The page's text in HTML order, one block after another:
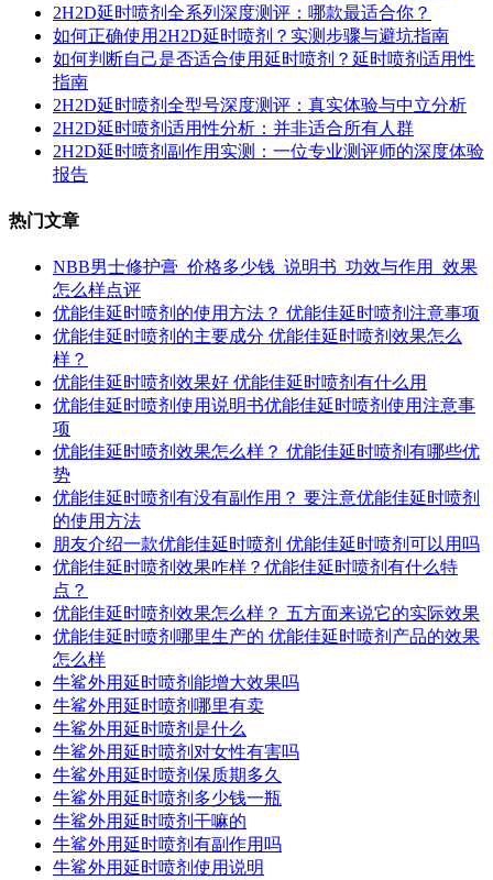
2H2D延时喷剂全系列深度测评：哪款最适合你？
如何正确使用2H2D延时喷剂？实测步骤与避坑指南
如何判断自己是否适合使用延时喷剂？延时喷剂适用性
指南
2H2D延时喷剂全型号深度测评：真实体验与中立分析
2H2D延时喷剂适用性分析：并非适合所有人群
2H2D延时喷剂副作用实测：一位专业测评师的深度体验
报告
热门文章
NBB男士修护膏_价格多少钱_说明书_功效与作用_效果
怎么样点评
优能佳延时喷剂的使用方法？ 优能佳延时喷剂注意事项
优能佳延时喷剂的主要成分 优能佳延时喷剂效果怎么
样？
优能佳延时喷剂效果好 优能佳延时喷剂有什么用
优能佳延时喷剂使用说明书优能佳延时喷剂使用注意事
项
优能佳延时喷剂效果怎么样？ 优能佳延时喷剂有哪些优
势
优能佳延时喷剂有没有副作用？ 要注意优能佳延时喷剂
的使用方法
朋友介绍一款优能佳延时喷剂 优能佳延时喷剂可以用吗
优能佳延时喷剂效果咋样？优能佳延时喷剂有什么特
点？
优能佳延时喷剂效果怎么样？ 五方面来说它的实际效果
优能佳延时喷剂哪里生产的 优能佳延时喷剂产品的效果
怎么样
牛鲨外用延时喷剂能增大效果吗
牛鲨外用延时喷剂哪里有卖
牛鲨外用延时喷剂是什么
牛鲨外用延时喷剂对女性有害吗
牛鲨外用延时喷剂保质期多久
牛鲨外用延时喷剂多少钱一瓶
牛鲨外用延时喷剂干嘛的
牛鲨外用延时喷剂有副作用吗
牛鲨外用延时喷剂使用说明